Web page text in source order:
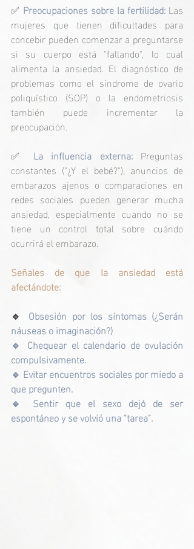
✅ Preocupaciones sobre la fertilidad: Las
mujeres que tienen dificultades para
concebir pueden comenzar a preguntarse
si su cuerpo está "fallando", lo cual
alimenta la ansiedad. El diagnóstico de
problemas como el síndrome de ovario
poliquístico (SOP) o la endometriosis
también puede incrementar la
preocupación.
✅
La influencia externa: Preguntas
constantes ("¿Y el bebé?"), anuncios de
embarazos ajenos o comparaciones en
redes sociales pueden generar mucha
ansiedad, especialmente cuando no se
tiene un control total sobre cuándo
ocurrirá el embarazo.
Señales de que la ansiedad está
afectándote:
🔹 Obsesión por los síntomas (¿Serán
náuseas o imaginación?)
🔹 Chequear el calendario de ovulación
compulsivamente.
🔹 Evitar encuentros sociales por miedo a
que pregunten.
🔹 Sentir que el sexo dejó de ser
espontáneo y se volvió una "tarea".